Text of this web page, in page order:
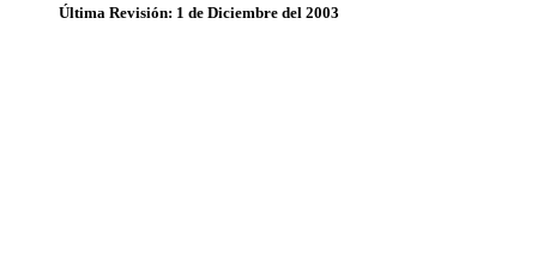
Última Revisión: 1 de Diciembre del 2003